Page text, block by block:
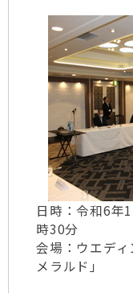
日時：令和6年
時30分
会場：ウエデ
メラルド」